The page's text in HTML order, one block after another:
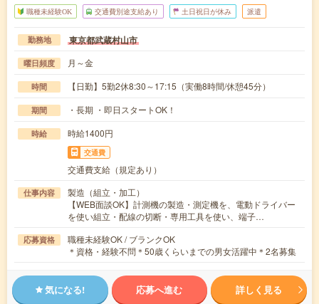
職種未経験OK 交通費別途支給あり 土日祝日が休み 派遣
勤務地 東京都武蔵村山市
曜日頻度 月～金
時間 【日勤】5勤2休8:30～17:15（実働8時間/休憩45分）
期間 ・長期 ・即日スタートOK！
時給 時給1400円
交通費
交通費支給（規定あり）
仕事内容
製造（組立・加工）
【WEB面談OK】計測機の製造・測定機を、電動ドライバー
を使い組立・配線の切断・専用工具を使い、端子…
応募資格
職種未経験OK / ブランクOK
＊資格・経験不問＊50歳くらいまでの男女活躍中＊2名募集
気になる! 応募へ進む 詳しく見る